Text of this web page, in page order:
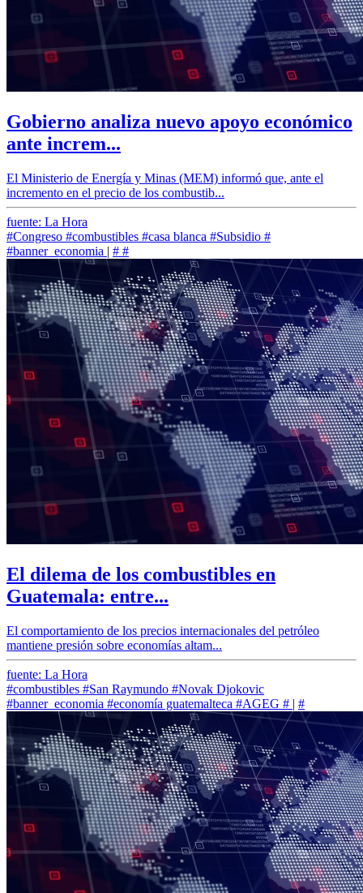
Gobierno analiza nuevo apoyo económico
ante increm...
El Ministerio de Energía y Minas (MEM) informó que, ante el
incremento en el precio de los combustib...
fuente: La Hora
#Congreso #combustibles #casa blanca #Subsidio #
#banner_economia | # #
El dilema de los combustibles en
Guatemala: entre...
El comportamiento de los precios internacionales del petróleo
mantiene presión sobre economías altam...
fuente: La Hora
#combustibles #San Raymundo #Novak Djokovic
#banner_economia #economía guatemalteca #AGEG # | #